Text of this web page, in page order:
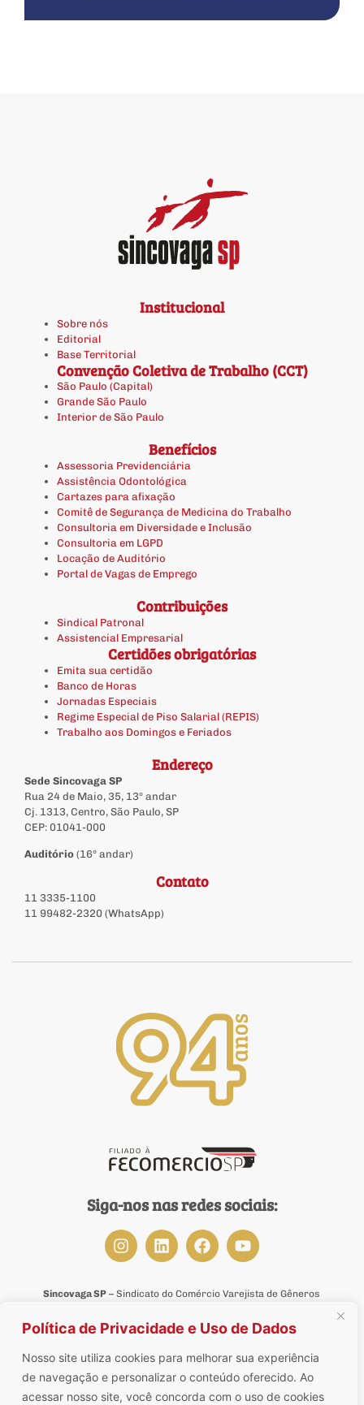
Política de Privacidade e Uso de Dados
Nosso site utiliza cookies para melhorar sua experiência
de navegação e personalizar o conteúdo oferecido. Ao
acessar nosso site, você concorda com o uso de cookies
Institucional
Sobre nós
Editorial
Base Territorial
Convenção Coletiva de Trabalho (CCT)
São Paulo (Capital)
Grande São Paulo
Interior de São Paulo
Benefícios
Assessoria Previdenciária
Assistência Odontológica
Cartazes para afixação
Comitê de Segurança de Medicina do Trabalho
Consultoria em Diversidade e Inclusão
Consultoria em LGPD
Locação de Auditório
Portal de Vagas de Emprego
Contribuições
Sindical Patronal
Assistencial Empresarial
Certidões obrigatórias
Emita sua certidão
Banco de Horas
Jornadas Especiais
Regime Especial de Piso Salarial (REPIS)
Trabalho aos Domingos e Feriados
Endereço
Sede Sincovaga SP
Rua 24 de Maio, 35, 13º andar
Cj. 1313, Centro, São Paulo, SP
CEP: 01041-000
Auditório (16º andar)
Contato
11 3335-1100
11 99482-2320 (WhatsApp)
Siga-nos nas redes sociais:
Sincovaga SP – Sindicato do Comércio Varejista de Gêneros
Mercadinhos, Quitandas, Frutarias, Sacolões, Laticínios,
Minimercados, Supermercados, Hipermercados, Adegas,
Tabacarias, Bombonieres, Lojas de Bebidas, de Ração Animal,
de Suplementos Alimentares, de Produtos Naturais,
Dietéticos, Congelados, Delicatessens e de Conveniência do
Estado de São Paulo.